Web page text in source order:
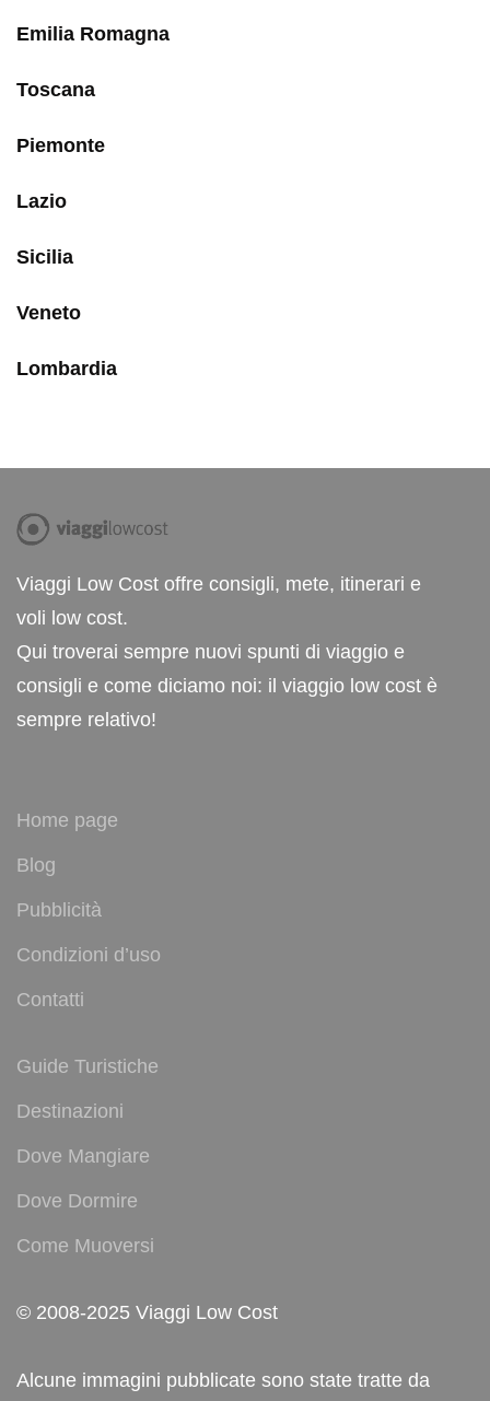
Emilia Romagna
Toscana
Piemonte
Lazio
Sicilia
Veneto
Lombardia
Viaggi Low Cost offre consigli, mete, itinerari e
voli low cost.
Qui troverai sempre nuovi spunti di viaggio e
consigli e come diciamo noi: il viaggio low cost è
sempre relativo!
Home page
Blog
Pubblicità
Condizioni d’uso
Contatti
Guide Turistiche
Destinazioni
Dove Mangiare
Dove Dormire
Come Muoversi
© 2008-2025 Viaggi Low Cost
Alcune immagini pubblicate sono state tratte da